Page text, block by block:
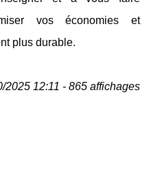
vos économies et
plus durable.
2025 12:11 - 865 affichages